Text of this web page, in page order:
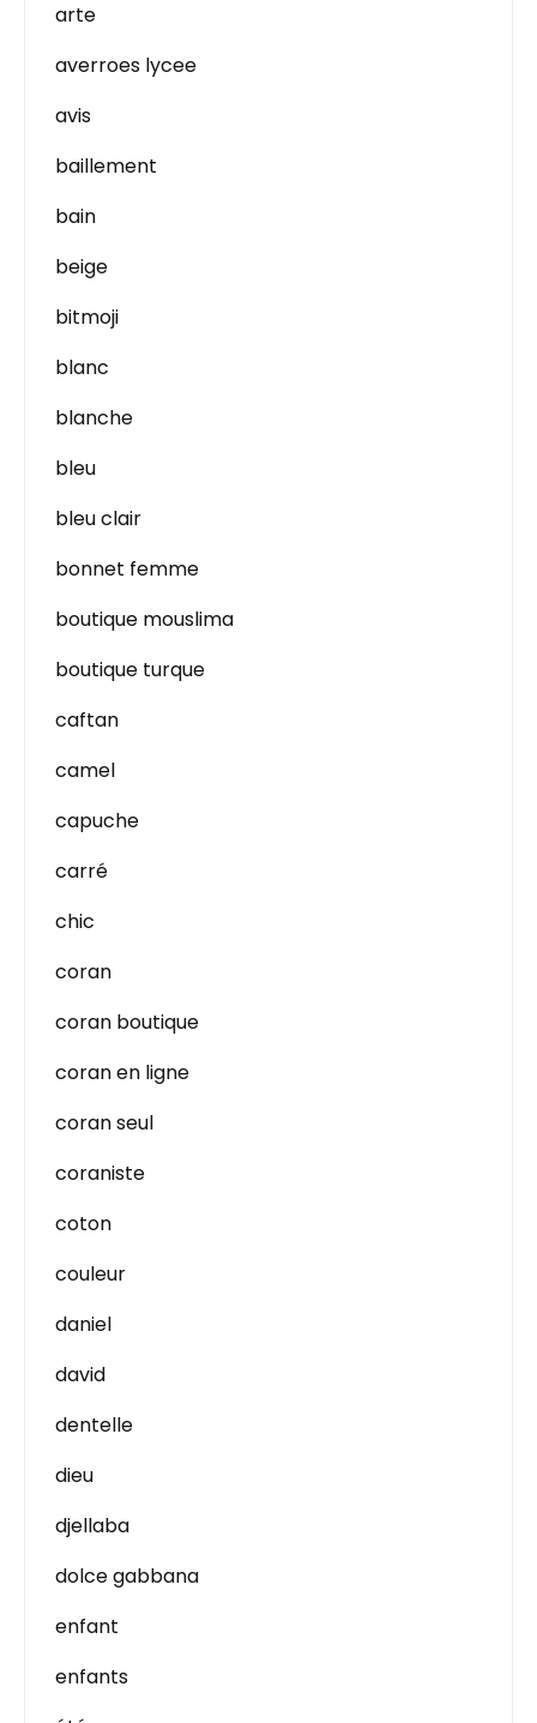
arte
averroes lycee
avis
baillement
bain
beige
bitmoji
blanc
blanche
bleu
bleu clair
bonnet femme
boutique mouslima
boutique turque
caftan
camel
capuche
carré
chic
coran
coran boutique
coran en ligne
coran seul
coraniste
coton
couleur
daniel
david
dentelle
dieu
djellaba
dolce gabbana
enfant
enfants